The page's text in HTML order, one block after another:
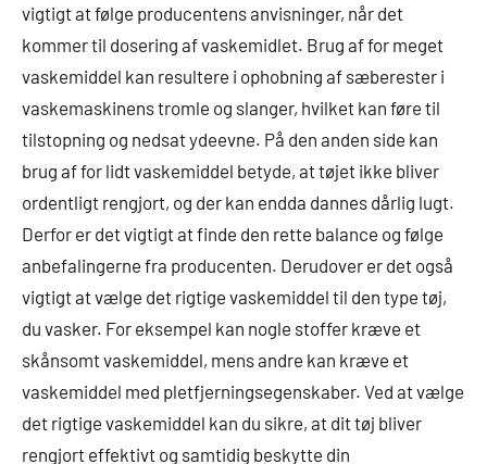
vigtigt at følge producentens anvisninger, når det
kommer til dosering af vaskemidlet. Brug af for meget
vaskemiddel kan resultere i ophobning af sæberester i
vaskemaskinens tromle og slanger, hvilket kan føre til
tilstopning og nedsat ydeevne. På den anden side kan
brug af for lidt vaskemiddel betyde, at tøjet ikke bliver
ordentligt rengjort, og der kan endda dannes dårlig lugt.
Derfor er det vigtigt at finde den rette balance og følge
anbefalingerne fra producenten. Derudover er det også
vigtigt at vælge det rigtige vaskemiddel til den type tøj,
du vasker. For eksempel kan nogle stoffer kræve et
skånsomt vaskemiddel, mens andre kan kræve et
vaskemiddel med pletfjerningsegenskaber. Ved at vælge
det rigtige vaskemiddel kan du sikre, at dit tøj bliver
rengjort effektivt og samtidig beskytte din